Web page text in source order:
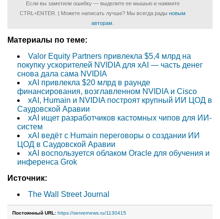
Если вы заметили ошибку — выделите ее мышью и нажмите
CTRL+ENTER. | Можете написать лучше? Мы всегда рады новым
авторам
Материалы по теме:
Valor Equity Partners привлекла $5,4 млрд на
покупку ускорителей NVIDIA для xAI — часть денег
снова дала сама NVIDIA
xAI привлекла $20 млрд в раунде
финансирования, возглавленном NVIDIA и Cisco
xAI, Humain и NVIDIA построят крупный ИИ ЦОД в
Саудовской Аравии
xAI ищет разработчиков кастомных чипов для ИИ-
систем
xAI ведёт с Humain переговоры о создании ИИ
ЦОД в Саудовской Аравии
xAI воспользуется облаком Oracle для обучения и
инференса Grok
Источник:
The Wall Street Journal
Постоянный URL: https://servernews.ru/1130415